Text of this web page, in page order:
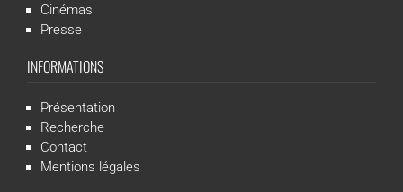
Cinémas
Presse
INFORMATIONS
Présentation
Recherche
Contact
Mentions légales